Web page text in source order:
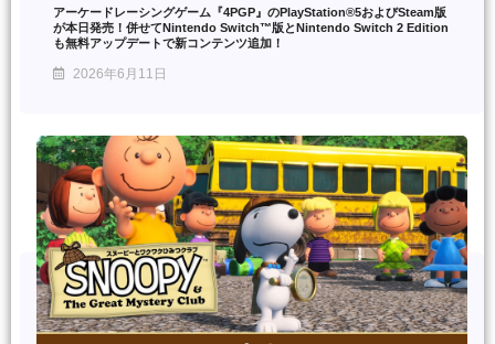
アーケードレーシングゲーム『4PGP』のPlayStation®5およびSteam版
が本日発売！併せてNintendo Switch™版とNintendo Switch 2 Edition
も無料アップデートで新コンテンツ追加！
2026年6月11日